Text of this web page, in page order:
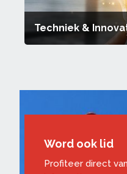
Techniek &
Word ook lid
Profiteer direct